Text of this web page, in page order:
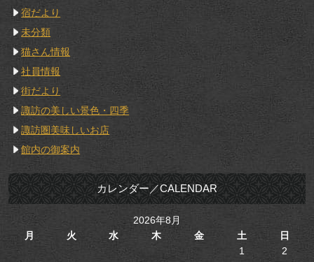
宿だより
未分類
猫さん情報
社員情報
街だより
諏訪の美しい景色・四季
諏訪圏美味しいお店
館内の御案内
カレンダー／CALENDAR
2026年8月
月
火 水 木 金 土
日
1
2